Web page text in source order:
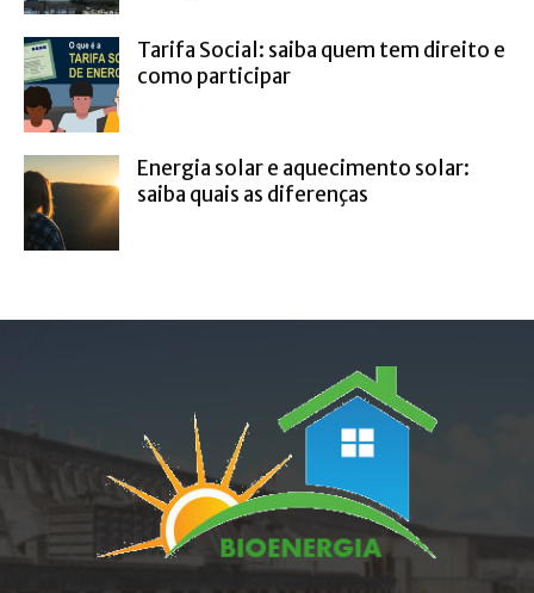
Tarifa Social: saiba quem tem direito e
como participar
Energia solar e aquecimento solar:
saiba quais as diferenças